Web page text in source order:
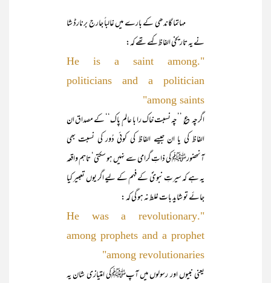
مہاتما گاندھی کے بارے میں غالباً جارج برنارڈ شا
نے یہ تاریخی الفاظ کہے تھے کہ:
".He is a saint among
politicians and a politician
among saints"
اگرچہ ؏ ’’چہ نسبت خاک را با عالم ِ پاک‘‘ کے مصداق ان
الفاظ کی یا ان جیسے الفاظ کی کوئی دُور کی نسبت بھی
آنحضورﷺ کی ذاتِ گرامی سے نہیں ہو سکتی‘ تاہم واقعہ
یہ ہے کہ سیرتِ نبویؐ کے فہم کے لیے اگر یوں تعبیر کیا
جائے تو شاید بات غلط نہ ہو گی کہ :
".He was a revolutionary
among prophets and a prophet
among revolutionaries"
یعنی نبیوں اور رسولوں میں آپﷺکی امتیازی شان یہ